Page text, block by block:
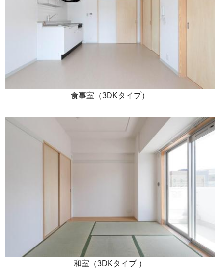
食事室（3DKタイプ）
和室（3DKタイプ ）